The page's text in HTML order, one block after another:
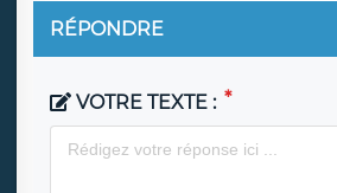
RÉPONDRE
VOTRE TEXTE :